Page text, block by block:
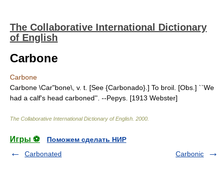
The Collaborative International Dictionary
of English
Carbone
Carbone
Carbone \Car"bone\, v. t. [See {Carbonado}.] To broil. [Obs.] ``We
had a calf's head carboned''. --Pepys. [1913 Webster]
The Collaborative International Dictionary of English 2000
Игры ⚽
Поможем сделать НИР
Carbonated
Carbonic